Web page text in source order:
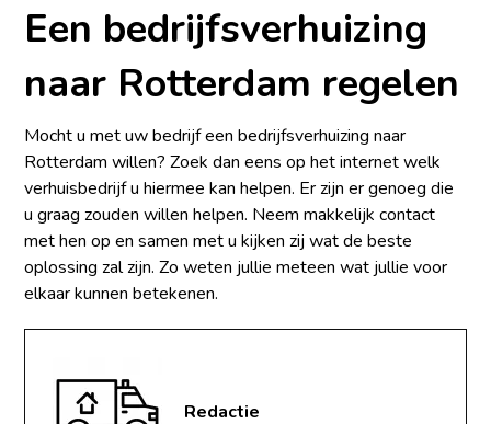
Een bedrijfsverhuizing
naar Rotterdam regelen
Mocht u met uw bedrijf een bedrijfsverhuizing naar
Rotterdam willen? Zoek dan eens op het internet welk
verhuisbedrijf u hiermee kan helpen. Er zijn er genoeg die
u graag zouden willen helpen. Neem makkelijk contact
met hen op en samen met u kijken zij wat de beste
oplossing zal zijn. Zo weten jullie meteen wat jullie voor
elkaar kunnen betekenen.
Redactie